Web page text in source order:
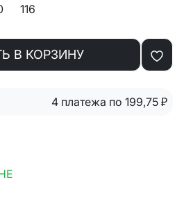
116
В КОРЗИНУ
4 платежа по 199,75 ₽